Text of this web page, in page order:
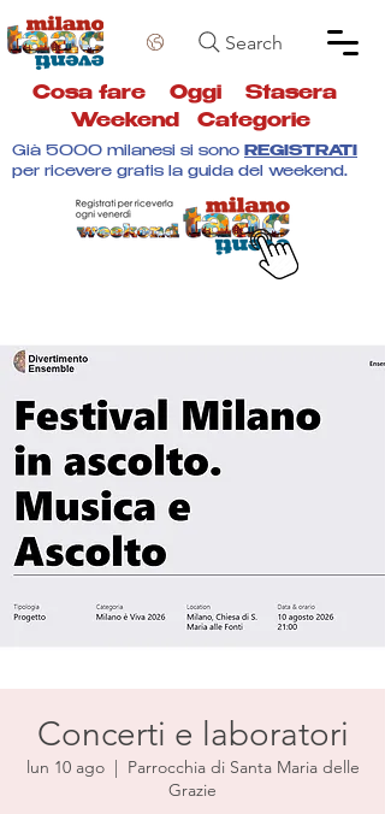
Search
Cosa fare Oggi Stasera
Weekend
Categorie
Già 5000 milanesi si sono REGISTRATI
per ricevere gratis la guida del weekend.
Concerti e laboratori
lun 10 ago
  |
Parrocchia di Santa Maria delle
Grazie